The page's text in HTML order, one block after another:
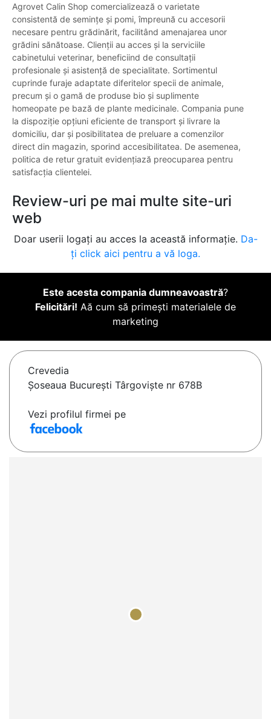
Agrovet Calin Shop comercializează o varietate
consistentă de semințe și pomi, împreună cu accesorii
necesare pentru grădinărit, facilitând amenajarea unor
grădini sănătoase. Clienții au acces și la serviciile
cabinetului veterinar, beneficiind de consultații
profesionale și asistență de specialitate. Sortimentul
cuprinde furaje adaptate diferitelor specii de animale,
precum și o gamă de produse bio și suplimente
homeopate pe bază de plante medicinale. Compania pune
la dispoziție opțiuni eficiente de transport și livrare la
domiciliu, dar și posibilitatea de preluare a comenzilor
direct din magazin, sporind accesibilitatea. De asemenea,
politica de retur gratuit evidențiază preocuparea pentru
satisfacția clientelei.
Review-uri pe mai multe site-uri
web
Doar userii logați au acces la această informație. Da-
ți click aici pentru a vă loga.
Este acesta compania dumneavoastră?
Felicitări! Aă cum să primești materialele de
marketing
Crevedia
Șoseaua București Târgoviște nr 678B
Vezi profilul firmei pe